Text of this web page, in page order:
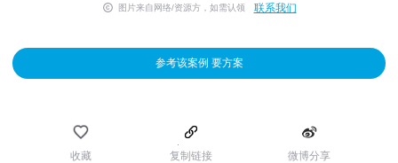
图片来自网络/资源方，如需认领 联系我们
参考该案例 要方案
收藏 复制链接 微博分享